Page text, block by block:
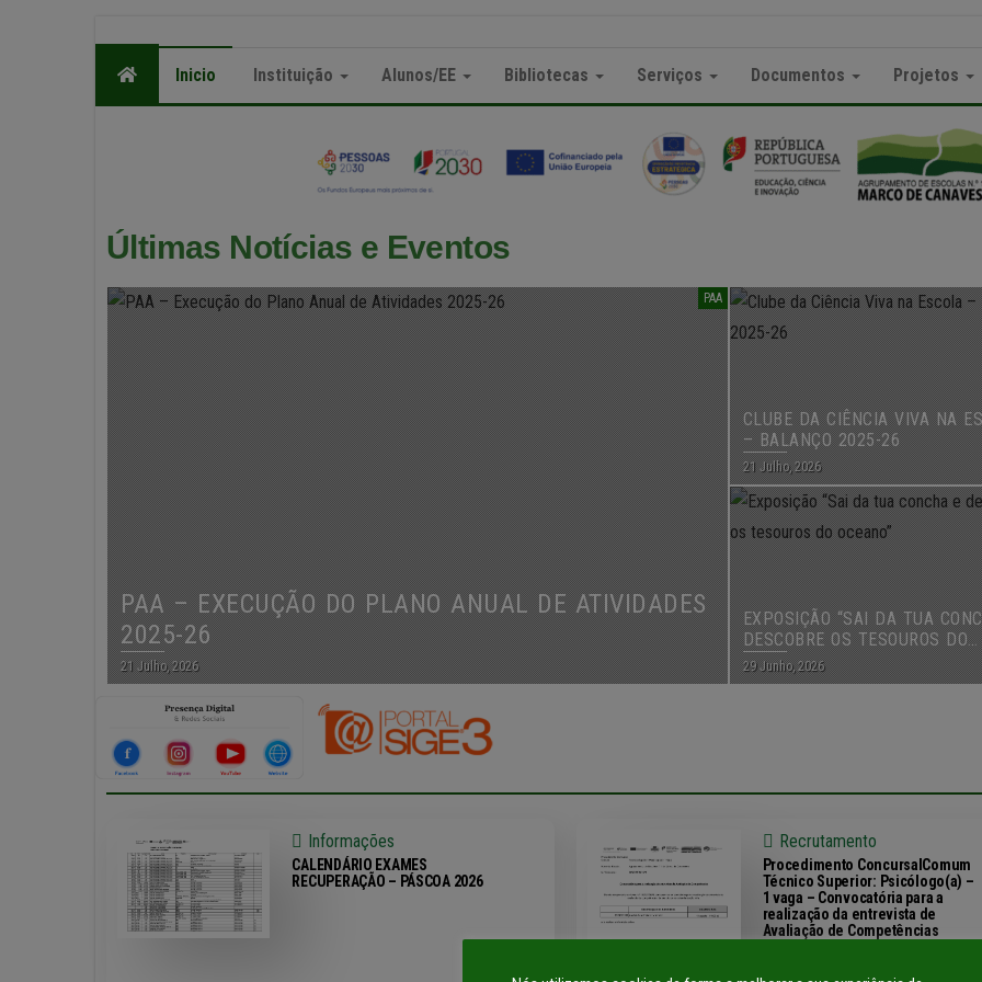
Inicio Instituição Alunos/EE Bibliotecas Serviços Documentos Projetos
Últimas Notícias e Eventos
PAA
PAA – EXECUÇÃO DO PLANO ANUAL DE ATIVIDADES
2025-26
21 Julho, 2026
CLUBE DA CIÊNCIA VIVA NA
– BALANÇO 2025-26
21 Julho, 2026
EXPOSIÇÃO “SAI DA TUA
DESCOBRE OS TESOUROS DO
OCEANO”
29 Junho, 2026
Informações
CALENDÁRIO EXAMES
RECUPERAÇÃO – PÁSCOA 2026
Recrutamento
Procedimento ConcursalComum
Técnico Superior: Psicólogo(a) –
1 vaga – Convocatória para a
realização da entrevista de
Avaliação de Competências